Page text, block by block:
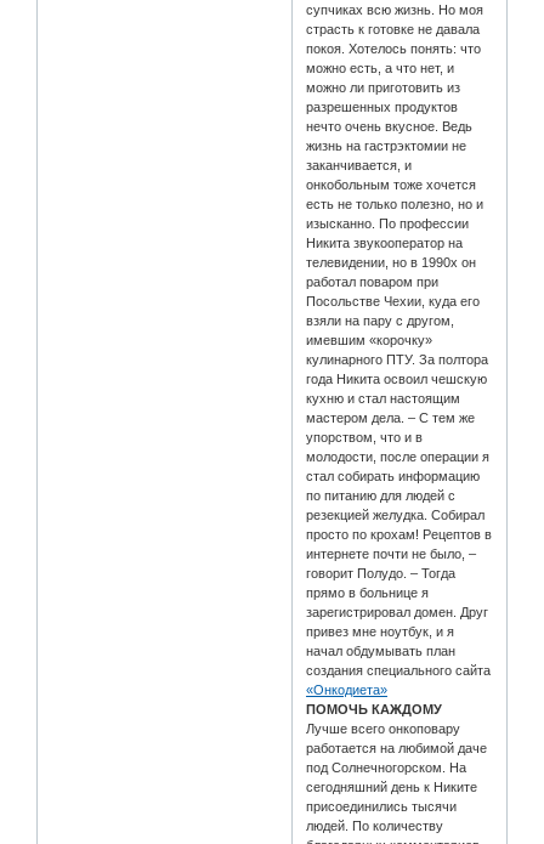
супчиках всю жизнь. Но моя
страсть к готовке не давала
покоя. Хотелось понять: что
можно есть, а что нет, и
можно ли приготовить из
разрешенных продуктов
нечто очень вкусное. Ведь
жизнь на гастрэктомии не
заканчивается, и
онкобольным тоже хочется
есть не только полезно, но и
изысканно. По профессии
Никита звукооператор на
телевидении, но в 1990х он
работал поваром при
Посольстве Чехии, куда его
взяли на пару с другом,
имевшим «корочку»
кулинарного ПТУ. За полтора
года Никита освоил чешскую
кухню и стал настоящим
мастером дела. – С тем же
упорством, что и в
молодости, после операции я
стал собирать информацию
по питанию для людей с
резекцией желудка. Собирал
просто по крохам! Рецептов в
интернете почти не было, –
говорит Полудо. – Тогда
прямо в больнице я
зарегистрировал домен. Друг
привез мне ноутбук, и я
начал обдумывать план
создания специального сайта
«Онкодиета»
ПОМОЧЬ КАЖДОМУ
Лучше всего онкоповару
работается на любимой даче
под Солнечногорском. На
сегодняшний день к Никите
присоединились тысячи
людей. По количеству